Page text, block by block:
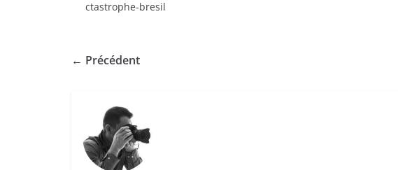
ctastrophe-bresil
← Précédent